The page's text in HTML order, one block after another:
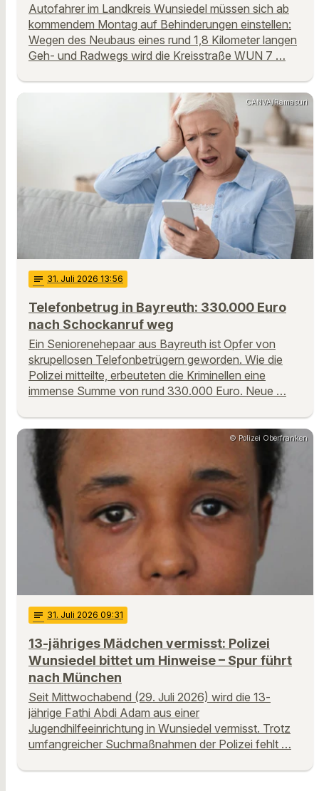
Autofahrer im Landkreis Wunsiedel müssen sich ab
kommendem Montag auf Behinderungen einstellen:
Wegen des Neubaus eines rund 1,8 Kilometer langen
Geh- und Radwegs wird die Kreisstraße WUN 7 …
CANVA/Ramasuri
notes 31. Juli 2026 13:56
Telefonbetrug in Bayreuth: 330.000 Euro
nach Schockanruf weg
Ein Seniorenehepaar aus Bayreuth ist Opfer von
skrupellosen Telefonbetrügern geworden. Wie die
Polizei mitteilte, erbeuteten die Kriminellen eine
immense Summe von rund 330.000 Euro. Neue …
© Polizei Oberfranken
notes 31. Juli 2026 09:31
13-jähriges Mädchen vermisst: Polizei
Wunsiedel bittet um Hinweise – Spur führt
nach München
Seit Mittwochabend (29. Juli 2026) wird die 13-
jährige Fathi Abdi Adam aus einer
Jugendhilfeeinrichtung in Wunsiedel vermisst. Trotz
umfangreicher Suchmaßnahmen der Polizei fehlt …